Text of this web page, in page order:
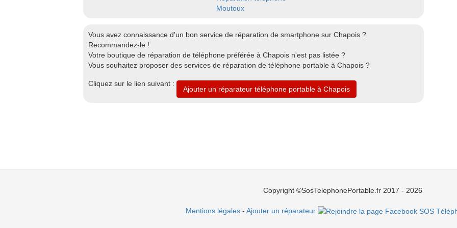
Moutoux
Vous avez connaissance d'un bon service de réparation de smartphone sur Chapois ?
Recommandez-le !
Votre boutique de réparation de téléphone préférée à Chapois n'est pas listée ?
Vous souhaitez proposer des services de réparation de téléphone portable à Chapois ?
Cliquez sur le lien suivant :
Ajouter un réparateur téléphone portable à Chapois
Copyright ©SosTelephonePortable.fr 2017 - 2026
Mentions légales - Ajouter un réparateur